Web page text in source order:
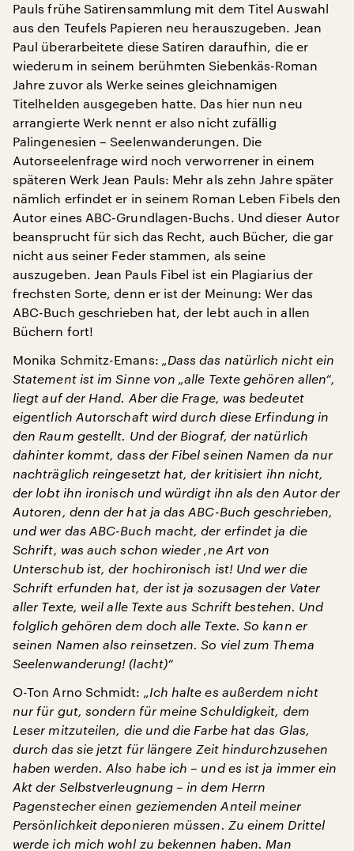
Pauls frühe Satirensammlung mit dem Titel Auswahl
aus den Teufels Papieren neu herauszugeben. Jean
Paul überarbeitete diese Satiren daraufhin, die er
wiederum in seinem berühmten Siebenkäs-Roman
Jahre zuvor als Werke seines gleichnamigen
Titelhelden ausgegeben hatte. Das hier nun neu
arrangierte Werk nennt er also nicht zufällig
Palingenesien – Seelenwanderungen. Die
Autorseelenfrage wird noch verworrener in einem
späteren Werk Jean Pauls: Mehr als zehn Jahre später
nämlich erfindet er in seinem Roman Leben Fibels den
Autor eines ABC-Grundlagen-Buchs. Und dieser Autor
beansprucht für sich das Recht, auch Bücher, die gar
nicht aus seiner Feder stammen, als seine
auszugeben. Jean Pauls Fibel ist ein Plagiarius der
frechsten Sorte, denn er ist der Meinung: Wer das
ABC-Buch geschrieben hat, der lebt auch in allen
Büchern fort!
Monika Schmitz-Emans: „Dass das natürlich nicht ein
Statement ist im Sinne von „alle Texte gehören allen“,
liegt auf der Hand. Aber die Frage, was bedeutet
eigentlich Autorschaft wird durch diese Erfindung in
den Raum gestellt. Und der Biograf, der natürlich
dahinter kommt, dass der Fibel seinen Namen da nur
nachträglich reingesetzt hat, der kritisiert ihn nicht,
der lobt ihn ironisch und würdigt ihn als den Autor der
Autoren, denn der hat ja das ABC-Buch geschrieben,
und wer das ABC-Buch macht, der erfindet ja die
Schrift, was auch schon wieder ‚ne Art von
Unterschub ist, der hochironisch ist! Und wer die
Schrift erfunden hat, der ist ja sozusagen der Vater
aller Texte, weil alle Texte aus Schrift bestehen. Und
folglich gehören dem doch alle Texte. So kann er
seinen Namen also reinsetzen. So viel zum Thema
Seelenwanderung! (lacht)“
O-Ton Arno Schmidt: „Ich halte es außerdem nicht
nur für gut, sondern für meine Schuldigkeit, dem
Leser mitzuteilen, die und die Farbe hat das Glas,
durch das sie jetzt für längere Zeit hindurchzusehen
haben werden. Also habe ich – und es ist ja immer ein
Akt der Selbstverleugnung – in dem Herrn
Pagenstecher einen geziemenden Anteil meiner
Persönlichkeit deponieren müssen. Zu einem Drittel
werde ich mich wohl zu bekennen haben. Man